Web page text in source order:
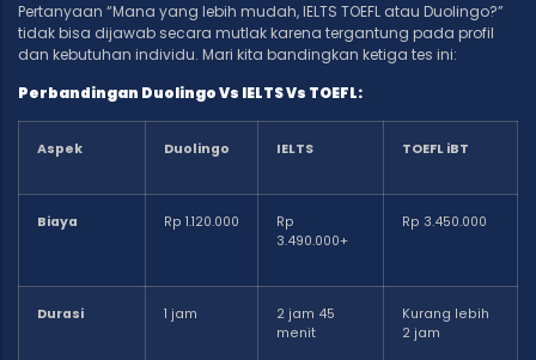
Pertanyaan “Mana yang lebih mudah, IELTS TOEFL atau Duolingo?”
tidak bisa dijawab secara mutlak karena tergantung pada profil
dan kebutuhan individu. Mari kita bandingkan ketiga tes ini:
Perbandingan Duolingo Vs IELTS Vs TOEFL:
Aspek Duolingo IELTS TOEFL iBT
Biaya Rp 1.120.000
Rp
3.490.000+
Rp 3.450.000
Durasi 1 jam
2 jam 45
menit
Kurang lebih
2 jam